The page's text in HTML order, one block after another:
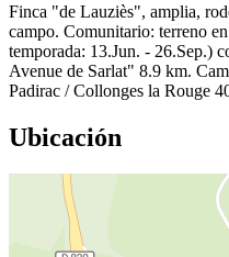
Finca "de Lauziès", amplia,
campo. Comunitario: terreno
temporada: 13.Jun. - 26.Sep.)
Avenue de Sarlat" 8.9 km.
Padirac / Collonges la Rouge
Ubicación